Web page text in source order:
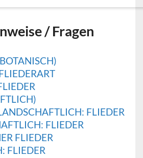
/ Fragen
FLIEDER
FLIEDER
FLIEDER
FLIEDER